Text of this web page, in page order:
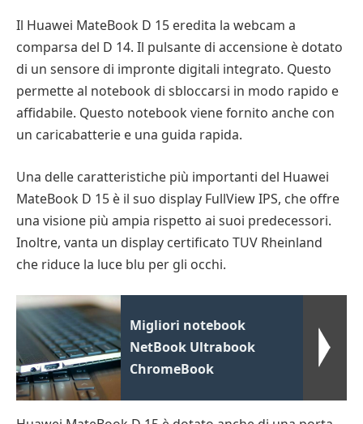
Il Huawei MateBook D 15 eredita la webcam a
comparsa del D 14. Il pulsante di accensione è dotato
di un sensore di impronte digitali integrato. Questo
permette al notebook di sbloccarsi in modo rapido e
affidabile. Questo notebook viene fornito anche con
un caricabatterie e una guida rapida.
Una delle caratteristiche più importanti del Huawei
MateBook D 15 è il suo display FullView IPS, che offre
una visione più ampia rispetto ai suoi predecessori.
Inoltre, vanta un display certificato TUV Rheinland
che riduce la luce blu per gli occhi.
Migliori notebook
NetBook Ultrabook
ChromeBook